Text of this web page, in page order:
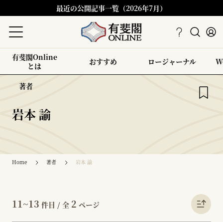
最近の公開記事一覧（2026年7月）
有斐閣Online
とは
おすすめ ロージャーナル
著者
岩本 諭
Home 著者 岩本 諭
11~13 件目 / 全 2 ページ